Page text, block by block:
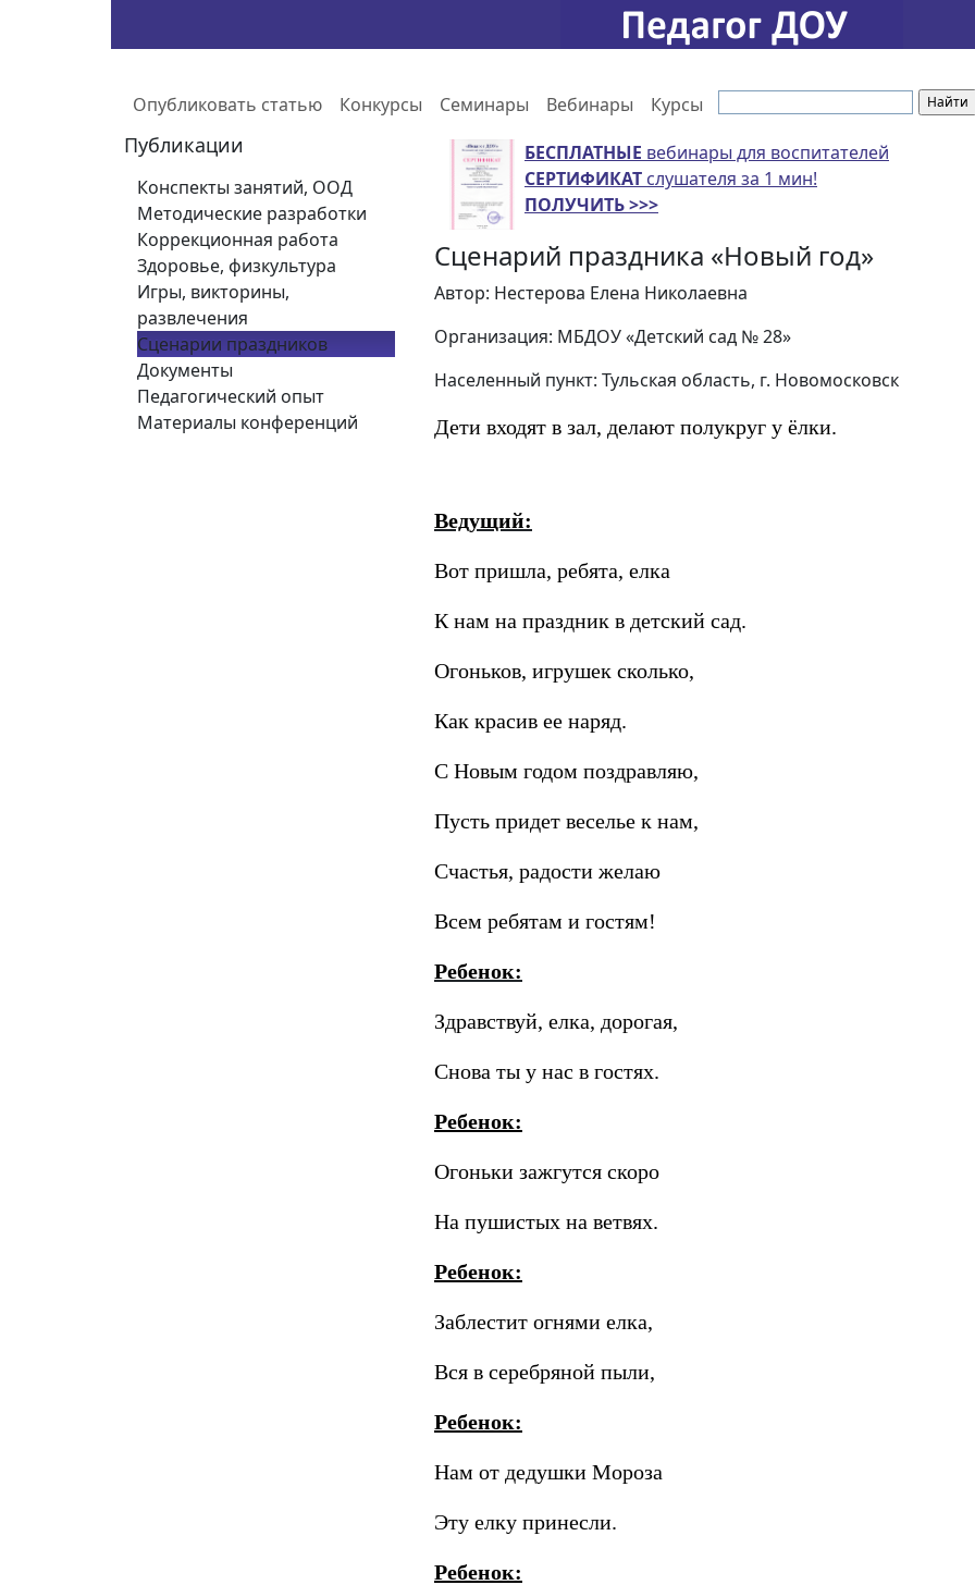
Опубликовать статью Конкурсы Семинары Вебинары Курсы
Публикации
Конспекты занятий, ООД
Методические разработки
Коррекционная работа
Здоровье, физкультура
Игры, викторины,
развлечения
Сценарии праздников
Документы
Педагогический опыт
Материалы конференций
БЕСПЛАТНЫЕ вебинары для воспитателей
СЕРТИФИКАТ слушателя за 1 мин!
ПОЛУЧИТЬ >>>
Сценарий праздника «Новый год»
Автор: Нестерова Елена Николаевна
Организация: МБДОУ «Детский сад № 28»
Населенный пункт: Тульская область, г. Новомосковск
Дети входят в зал, делают полукруг у ёлки.
Ведущий:
Вот пришла, ребята, елка
К нам на праздник в детский сад.
Огоньков, игрушек сколько,
Как красив ее наряд.
С Новым годом поздравляю,
Пусть придет веселье к нам,
Счастья, радости желаю
Всем ребятам и гостям!
Ребенок:
Здравствуй, елка, дорогая,
Снова ты у нас в гостях.
Ребенок:
Огоньки зажгутся скоро
На пушистых на ветвях.
Ребенок:
Заблестит огнями елка,
Вся в серебряной пыли,
Ребенок:
Нам от дедушки Мороза
Эту елку принесли.
Ребенок: